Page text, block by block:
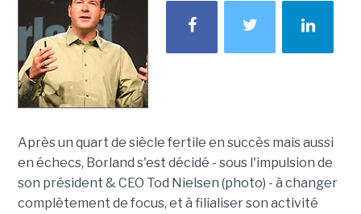
Après un quart de siècle fertile en succès mais aussi
en échecs, Borland s'est décidé - sous l'impulsion de
son président & CEO Tod Nielsen (photo) - à changer
complètement de focus, et à filialiser son activité